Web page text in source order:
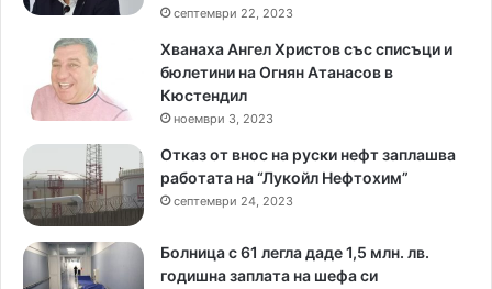
септември 22, 2023
Хванаха Ангел Христов със списъци и
бюлетини на Огнян Атанасов в
Кюстендил
ноември 3, 2023
Отказ от внос на руски нефт заплашва
работата на “Лукойл Нефтохим”
септември 24, 2023
Болница с 61 легла даде 1,5 млн. лв.
годишна заплата на шефа си